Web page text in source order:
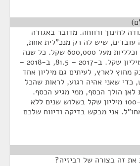
לחינוך ורווחה. מדובר באגודה
עובדים, שיש לה רק מנכ"לית אחת,
ויש לה הוצאות הנהלה וכלליות מעל 600,000 שקל. כל שנה
מדובר בקרוב ל-100 מיליון שקל. ב-2017 – 81.5, ב-2018 –
מחוץ לארץ, לעיתים גם מיליון אחד
כדי שאני אהיה רגוע, לראות שהכל
הולך הכסף, ממי מגיע הכסף.
מנכ"לית אחת, קרוב ל-100 מיליון שקל בשלוש שנים ללא
אני מבקש בדיקה ודיווח שלכם
זה בצורה של רביזיה?